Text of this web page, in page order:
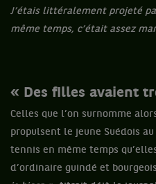
J’étais littéralement projeté
même temps, c’était assez
« Des filles avaient
Celles que l’on surnomme
propulsent le jeune Suédois
tennis en même temps
d’ordinaire guindé et